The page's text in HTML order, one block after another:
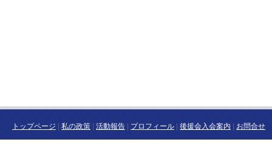
トップページ|私の政策|活動報告|プロフィール|後援会入会案内|お問合せ